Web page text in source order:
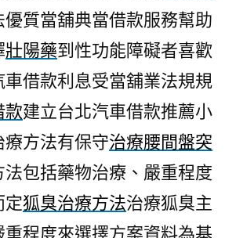
質當舖典當借款服務幫助
壯陽藥到性功能障礙者喜歡
車借款利息受當舖業法規規
款建立台北汽車借款推薦小
方法有保守治療腰間盤突
法包括藥物治療、嚴重程度
定狐臭治療方法治療狐臭主
程度來選擇方案資料為基